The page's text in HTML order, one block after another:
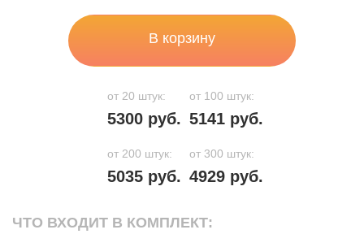
В корзину
от 20 штук: от 100 штук:
5300 руб. 5141 руб.
от 200 штук: от 300 штук:
5035 руб. 4929 руб.
ЧТО ВХОДИТ В КОМПЛЕКТ: